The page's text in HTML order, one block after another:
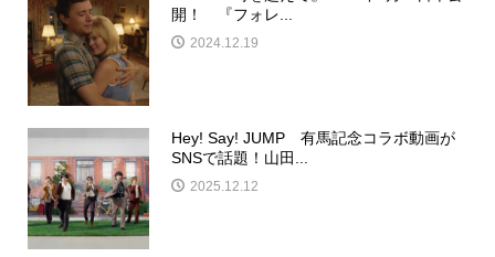
開！ 『フォレ...
2024.12.19
Hey! Say! JUMP 有馬記念コラボ動画が
SNSで話題！山田...
2025.12.12